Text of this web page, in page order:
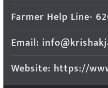
Farmer Help Line-
Email:
Website: https://